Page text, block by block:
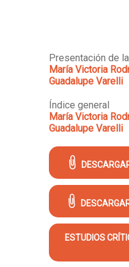
Presentación de
María Victoria
Guadalupe Varelli
Índice general
María Victoria
Guadalupe Varelli
ESTUDIOS